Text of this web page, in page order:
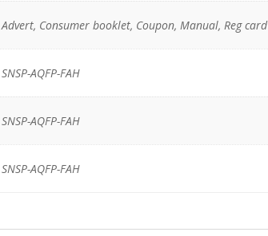
Advert, Consumer booklet, Coupon, Manual, Reg card
SNSP-AQFP-FAH
SNSP-AQFP-FAH
SNSP-AQFP-FAH